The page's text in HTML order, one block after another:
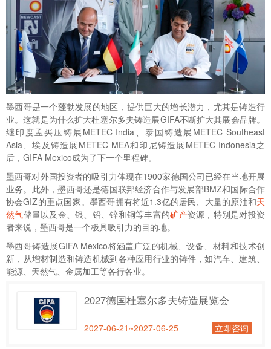
墨西哥是一个蓬勃发展的地区，提供巨大的增长潜力，尤其是铸造行
业。这就是为什么扩大杜塞尔多夫铸造展GIFA不断扩大其展会品牌。
继印度孟买压铸展METEC India、泰国铸造展METEC Southeast
Asia、埃及铸造展METEC MEA和印尼铸造展METEC Indonesia之
后，GIFA Mexico成为了下一个里程碑。
墨西哥对外国投资者的吸引力体现在1900家德国公司已经在当地开展
业务。此外，墨西哥还是德国联邦经济合作与发展部BMZ和国际合作
协会GIZ的重点国家。墨西哥拥有将近1.3亿的居民、大量的原油和天
然气储量以及金、银、铅、锌和铜等丰富的矿产资源，特别是对投资
者来说，墨西哥是一个极具吸引力的目的地。
墨西哥铸造展GIFA Mexico将涵盖广泛的机械、设备、材料和技术创
新，从增材制造和铸造机械到各种应用行业的铸件，如汽车、建筑、
能源、天然气、金属加工等各行各业。
2027德国杜塞尔多夫铸造展览会
2027-06-21~2027-06-25 立即咨询